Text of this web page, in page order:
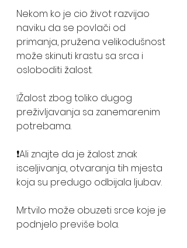
Nekom ko je cio život razvijao
naviku da se povlači od
primanja, pružena velikodušnost
može skinuti krastu sa srca i
osloboditi žalost.
❕Žalost zbog toliko dugog
preživljavanja sa zanemarenim
potrebama.
❗️Ali znajte da je žalost znak
isceljivanja, otvaranja tih mjesta
koja su predugo odbijala ljubav.
Mrtvilo može obuzeti srce koje je
podnjelo previše bola.